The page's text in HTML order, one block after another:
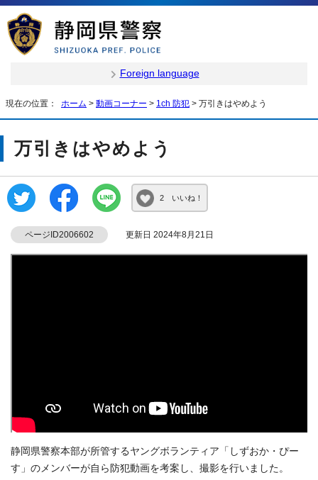
Foreign language
現在の位置： ホーム > 動画コーナー > 1ch 防犯 > 万引きはやめよう
万引きはやめよう
2 いいね！
ページID2006602 更新日 2024年8月21日
静岡県警察本部が所管するヤングボランティア「しずおか・ぴー
す」のメンバーが自ら防犯動画を考案し、撮影を行いました。